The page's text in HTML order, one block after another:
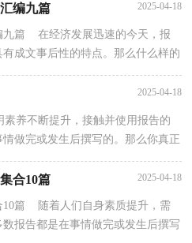
编九篇 2025-04-18
九篇 在经济发展迅速的今天，报
成文事后性的特点。那么什么样的
心整理的学生专业...
2025-04-18
养不断提升，接触并使用报告的
做完或发生后撰写的。那么你真正
合10篇 2025-04-18
10篇 随着人们自身素质提升，需
报告都是在事情做完或发生后撰写